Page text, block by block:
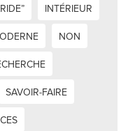
INTÉRIEUR
NON
SAVOIR-FAIRE